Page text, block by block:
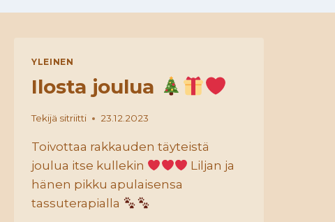
YLEINEN
Ilosta joulua
Tekijä sitriitti 23.12.2023
Toivottaa rakkauden täyteistä
joulua itse kullekin
Liljan ja
hänen pikku apulaisensa
tassuterapialla